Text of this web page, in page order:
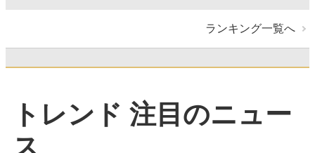
ランキング一覧へ
トレンド 注目のニュー
ス